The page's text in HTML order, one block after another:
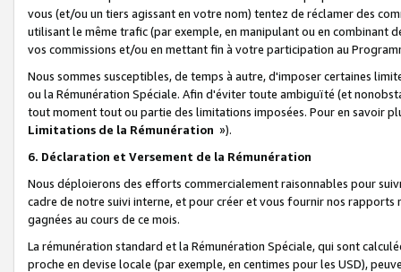
vous (et/ou un tiers agissant en votre nom) tentez de réclamer des
utilisant le même trafic (par exemple, en manipulant ou en combinant
vos commissions et/ou en mettant fin à votre participation au
Nous sommes susceptibles, de temps à autre, d'imposer certaines
ou la Rémunération Spéciale. Afin d'éviter toute ambiguïté (et
tout moment tout ou partie des limitations imposées. Pour en savoir
Limitations de la Rémunération »).
6. Déclaration et Versement de la Rémunération
Nous déploierons des efforts commercialement raisonnables pour
cadre de notre suivi interne, et pour créer et vous fournir nos
gagnées au cours de ce mois.
La rémunération standard et la Rémunération Spéciale, qui sont
proche en devise locale (par exemple, en centimes pour les USD),